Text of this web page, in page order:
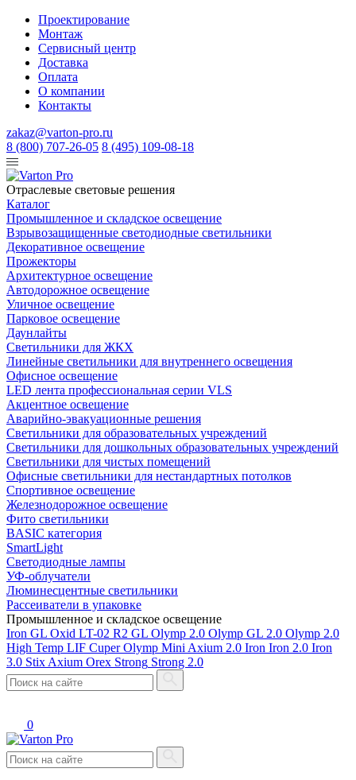
Проектирование
Монтаж
Сервисный центр
Доставка
Оплата
О компании
Контакты
zakaz@varton-pro.ru
8 (800) 707-26-05 8 (495) 109-08-18
Отраслевые световые решения
Каталог
Промышленное и складское освещение
Взрывозащищенные светодиодные светильники
Декоративное освещение
Прожекторы
Архитектурное освещение
Автодорожное освещение
Уличное освещение
Парковое освещение
Даунлайты
Светильники для ЖКХ
Линейные светильники для внутреннего освещения
Офисное освещение
LED лента профессиональная серии VLS
Акцентное освещение
Аварийно-эвакуационные решения
Светильники для образовательных учреждений
Светильники для дошкольных образовательных учреждений
Светильники для чистых помещений
Офисные светильники для нестандартных потолков
Спортивное освещение
Железнодорожное освещение
Фито светильники
BASIC категория
SmartLight
Светодиодные лампы
УФ-облучатели
Люминесцентные светильники
Рассеиватели в упаковке
Промышленное и складское освещение
Iron GL Oxid LT-02 R2 GL Olymp 2.0 Olymp GL 2.0 Olymp 2.0
High Temp LIF Cuper Olymp Mini Axium 2.0 Iron Iron 2.0 Iron
3.0 Stix Axium Orex Strong Strong 2.0
0